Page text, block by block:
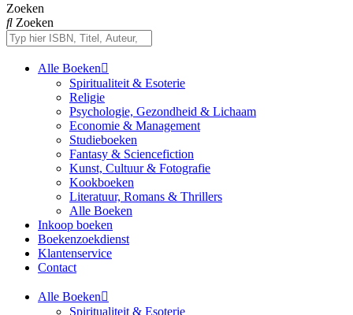
Zoeken
Zoeken
Alle Boeken
Spiritualiteit & Esoterie
Religie
Psychologie, Gezondheid & Lichaam
Economie & Management
Studieboeken
Fantasy & Sciencefiction
Kunst, Cultuur & Fotografie
Kookboeken
Literatuur, Romans & Thrillers
Alle Boeken
Inkoop boeken
Boekenzoekdienst
Klantenservice
Contact
Alle Boeken
Spiritualiteit & Esoterie